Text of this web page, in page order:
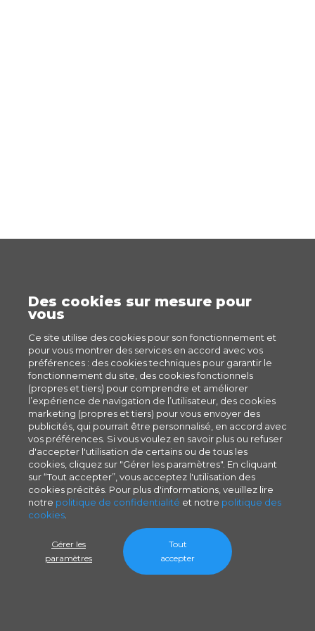
Des cookies sur mesure pour
vous
Ce site utilise des cookies pour son fonctionnement et
pour vous montrer des services en accord avec vos
préférences : des cookies techniques pour garantir le
fonctionnement du site, des cookies fonctionnels
(propres et tiers) pour comprendre et améliorer
l’expérience de navigation de l’utilisateur, des cookies
marketing (propres et tiers) pour vous envoyer des
publicités, qui pourrait être personnalisé, en accord avec
vos préférences. Si vous voulez en savoir plus ou refuser
d'accepter l'utilisation de certains ou de tous les
cookies, cliquez sur "Gérer les paramètres". En cliquant
sur “Tout accepter”, vous acceptez l'utilisation des
cookies précités. Pour plus d'informations, veuillez lire
notre politique de confidentialité et notre politique des
cookies
Gérer les
paramètres
Tout
accepter